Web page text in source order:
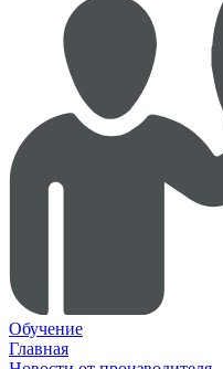
Обучение
Главная